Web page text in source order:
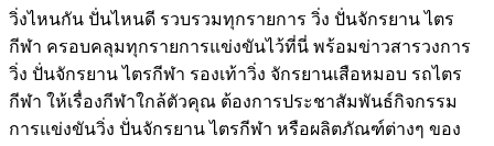
วิ่งไหนกัน ปั่นไหนดี รวบรวมทุกรายการ วิ่ง ปั่นจักรยาน ไตร
กีฬา ครอบคลุมทุกรายการแข่งขันไว้ที่นี่ พร้อมข่าวสารวงการ
วิ่ง ปั่นจักรยาน ไตรกีฬา รองเท้าวิ่ง จักรยานเสือหมอบ รถไตร
กีฬา ให้เรื่องกีฬาใกล้ตัวคุณ ต้องการประชาสัมพันธ์กิจกรรม
การแข่งขันวิ่ง ปั่นจักรยาน ไตรกีฬา หรือผลิตภัณฑ์ต่างๆ ของ